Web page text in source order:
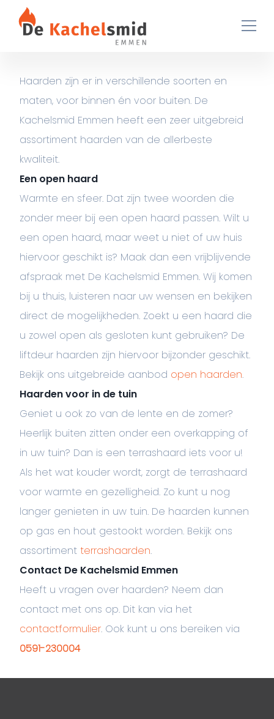
Ga naar de inhoud
Haarden zijn er in verschillende soorten en
maten, voor binnen én voor buiten. De
Kachelsmid Emmen heeft een zeer uitgebreid
assortiment haarden van de allerbeste
kwaliteit.
Een open haard
Warmte en sfeer. Dat zijn twee woorden die
zonder meer bij een open haard passen. Wilt u
een open haard, maar weet u niet of uw huis
hiervoor geschikt is? Maak dan een vrijblijvende
afspraak met De Kachelsmid Emmen. Wij komen
bij u thuis, luisteren naar uw wensen en bekijken
direct de mogelijkheden. Zoekt u een haard die
u zowel open als gesloten kunt gebruiken? De
liftdeur haarden zijn hiervoor bijzonder geschikt.
Bekijk ons uitgebreide aanbod open haarden.
Haarden voor in de tuin
Geniet u ook zo van de lente en de zomer?
Heerlijk buiten zitten onder een overkapping of
in uw tuin? Dan is een terrashaard iets voor u!
Als het wat kouder wordt, zorgt de terrashaard
voor warmte en gezelligheid. Zo kunt u nog
langer genieten in uw tuin. De haarden kunnen
op gas en hout gestookt worden. Bekijk ons
assortiment terrashaarden.
Contact De Kachelsmid Emmen
Heeft u vragen over haarden? Neem dan
contact met ons op. Dit kan via het
contactformulier. Ook kunt u ons bereiken via
0591-230004